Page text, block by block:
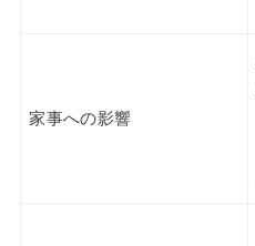
家事への影響